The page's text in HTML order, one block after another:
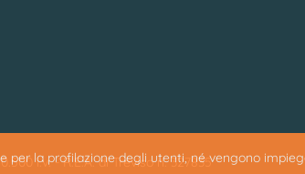
per la profilazione degli utenti, né vengono
i.v. - R.E.A. di Treviso n. 327835